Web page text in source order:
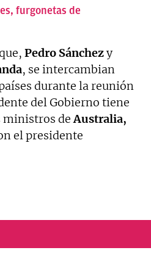
furgonetas de
Pedro Sánchezy
, se intercambian
durante la reunión
del Gobierno tiene
ministros de Australia,
el presidente